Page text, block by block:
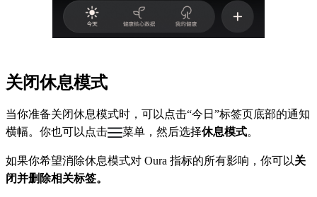
关闭休息模式
当你准备关闭休息模式时，可以点击“今日”标签页底部的通知
横幅。你也可以点击
菜单，然后选择休息模式。
如果你希望消除休息模式对 Oura 指标的所有影响，你可以关
闭并删除相关标签。